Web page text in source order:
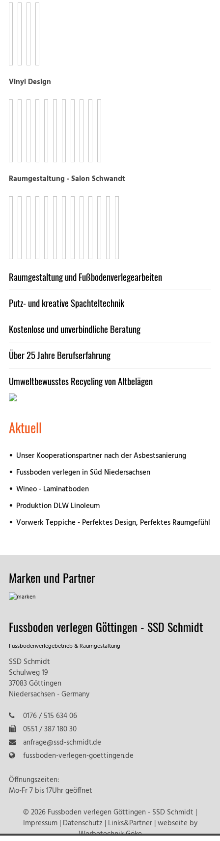
Vinyl Design
Raumgestaltung - Salon Schwandt
Raumgestaltung und Fußbodenverlegearbeiten
Putz- und kreative Spachteltechnik
Kostenlose und unverbindliche Beratung
Über 25 Jahre Berufserfahrung
Umweltbewusstes Recycling von Altbelägen
Aktuell
Unser Kooperationspartner nach der Asbestsanierung
Fussboden verlegen in Süd Niedersachsen
Wineo - Laminatboden
Produktion DLW Linoleum
Vorwerk Teppiche - Perfektes Design, Perfektes Raumgefühl
Marken und Partner
Fussboden verlegen Göttingen - SSD Schmidt
Fussbodenverlegebetrieb & Raumgestaltung
SSD Schmidt
Schulweg 19
37083 Göttingen
Niedersachsen - Germany
0176 / 515 634 06
0551 / 387 180 30
anfrage@ssd-schmidt.de
fussboden-verlegen-goettingen.de
Öffnungszeiten:
Mo-Fr 7 bis 17Uhr geöffnet
© 2026 Fussboden verlegen Göttingen - SSD Schmidt |
Impressum| Datenschutz | Links&Partner| webseite by
Werbetechnik Göke